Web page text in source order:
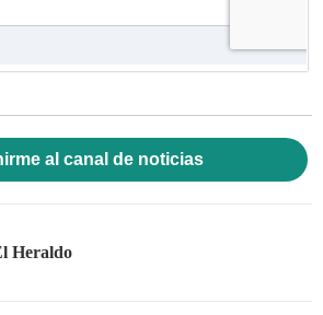
al canal de noticias
Heraldo